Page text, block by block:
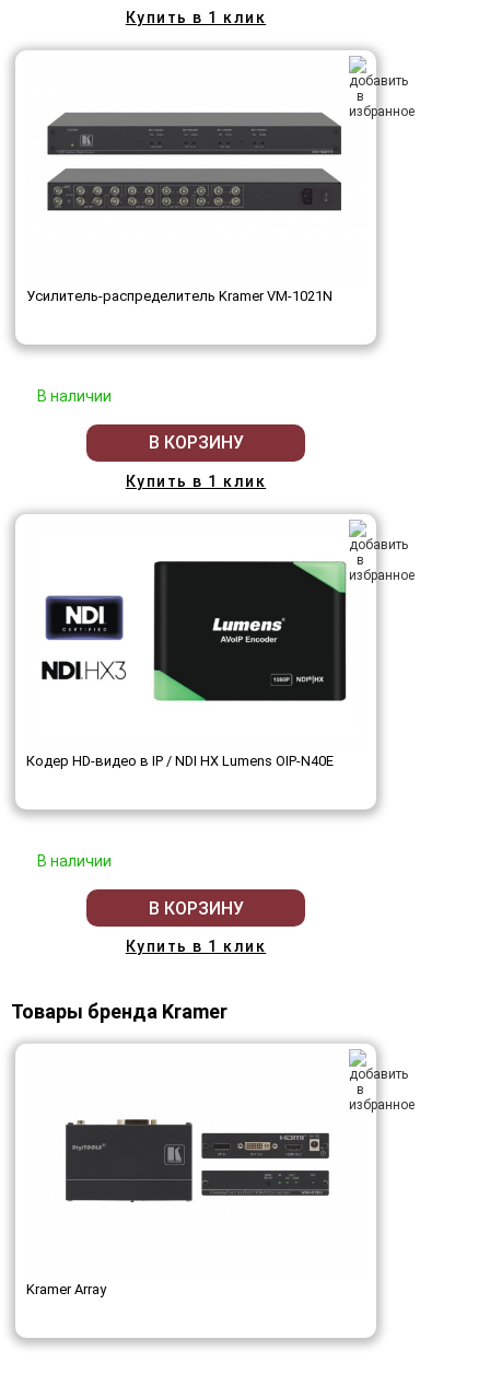
Купить в 1 клик
Усилитель-распределитель Kramer VM-1021N
В наличии
В КОРЗИНУ
Купить в 1 клик
Кодер HD-видео в IP / NDI HX Lumens OIP-N40E
В наличии
В КОРЗИНУ
Купить в 1 клик
Товары бренда Kramer
Kramer Array